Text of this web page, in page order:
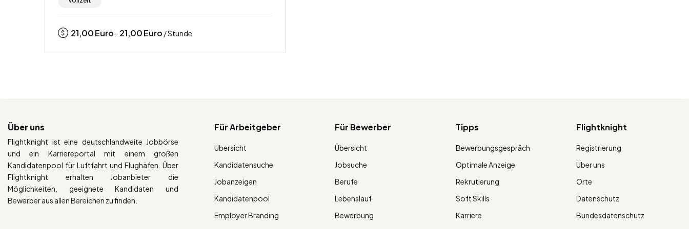
21,00Euro - 21,00Euro / Stunde
Über uns
Flightknight ist eine deutschlandweite Jobbörse
und ein Karriereportal mit einem großen
Kandidatenpool für Luftfahrt und Flughäfen. Über
Flightknight erhalten Jobanbieter die
Möglichkeiten, geeignete Kandidaten und
Bewerber aus allen Bereichen zu finden.
Für Arbeitgeber
Übersicht
Kandidatensuche
Jobanzeigen
Kandidatenpool
Employer Branding
Für Bewerber
Übersicht
Jobsuche
Berufe
Lebenslauf
Bewerbung
Tipps
Bewerbungsgespräch
Optimale Anzeige
Rekrutierung
Soft Skills
Karriere
Flightknight
Registrierung
Über uns
Orte
Datenschutz
Bundesdatenschutz